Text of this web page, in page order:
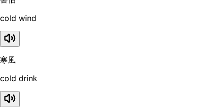
cold wind
寒風
cold drink